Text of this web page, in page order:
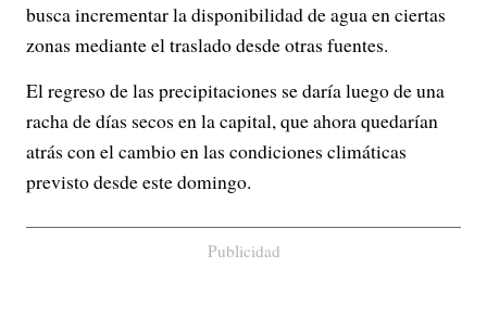
busca incrementar la disponibilidad de agua en ciertas
zonas mediante el traslado desde otras fuentes.
El regreso de las precipitaciones se daría luego de una
racha de días secos en la capital, que ahora quedarían
atrás con el cambio en las condiciones climáticas
previsto desde este domingo.
Publicidad